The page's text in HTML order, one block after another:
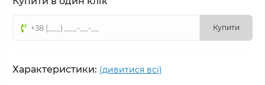
Купити
Характеристики: (дивитися всі)